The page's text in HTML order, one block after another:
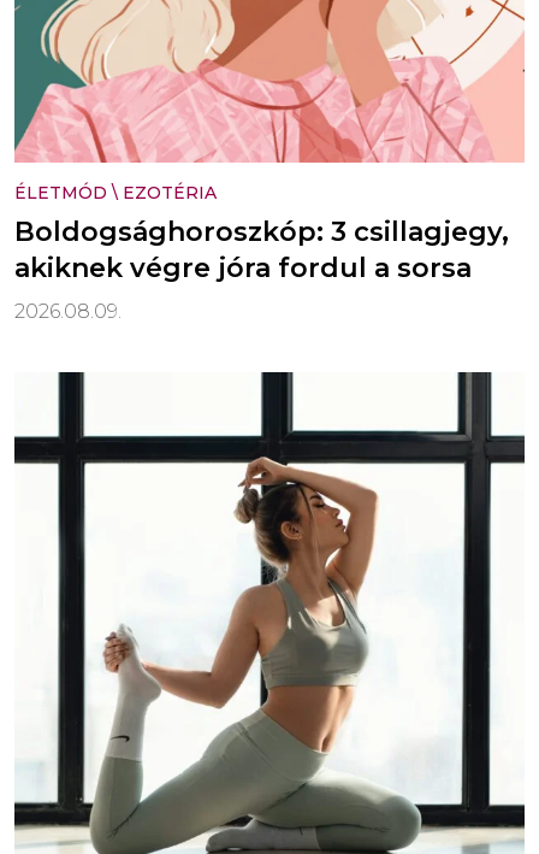
ÉLETMÓD \ EZOTÉRIA
Boldogsághoroszkóp: 3 csillagjegy,
akiknek végre jóra fordul a sorsa
2026.08.09.